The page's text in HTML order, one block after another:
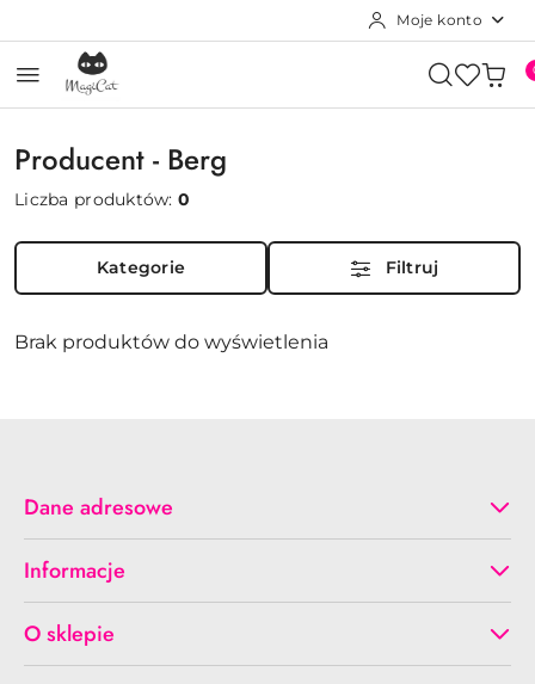
Moje konto
Producent - Berg
Liczba produktów:0
Kategorie Filtruj
Brak produktów do wyświetlenia
Dane adresowe
Informacje
O sklepie